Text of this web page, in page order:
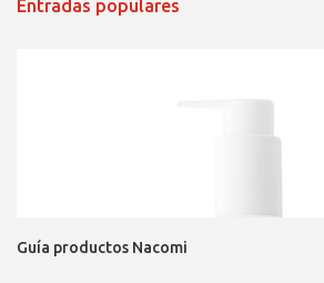
Entradas populares
Guía productos Nacomi